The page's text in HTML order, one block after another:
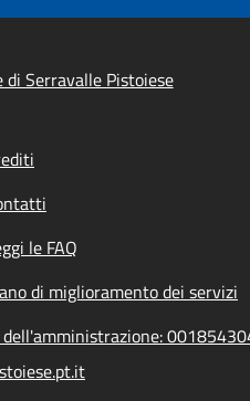
di Serravalle Pistoiese
le FAQ
di miglioramento dei servizi